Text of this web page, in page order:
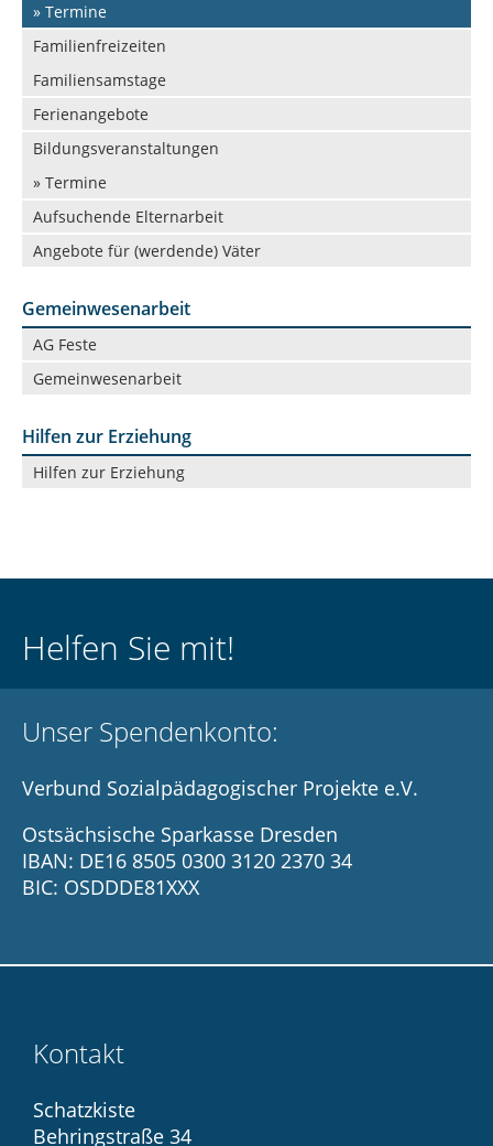
» Termine
Familienfreizeiten
Familiensamstage
Ferienangebote
Bildungsveranstaltungen
» Termine
Aufsuchende Elternarbeit
Angebote für (werdende) Väter
Gemeinwesenarbeit
Navigation
überspringen
AG Feste
Gemeinwesenarbeit
Hilfen zur Erziehung
Navigation
überspringen
Hilfen zur Erziehung
Helfen Sie mit!
Unser Spendenkonto:
Verbund Sozialpädagogischer Projekte e.V.
Ostsächsische Sparkasse Dresden
IBAN: DE16 8505 0300 3120 2370 34
BIC: OSDDDE81XXX
Kontakt
Schatzkiste
Behringstraße 34